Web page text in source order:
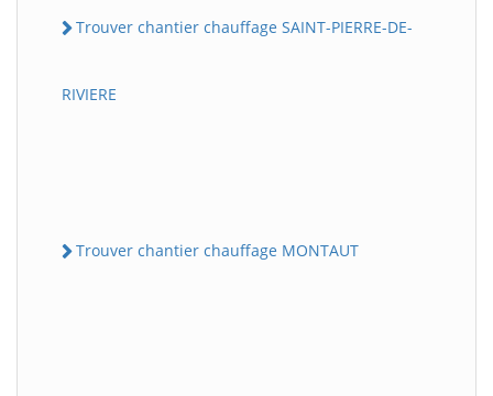
Trouver chantier chauffage SAINT-PIERRE-DE-
RIVIERE
Trouver chantier chauffage MONTAUT